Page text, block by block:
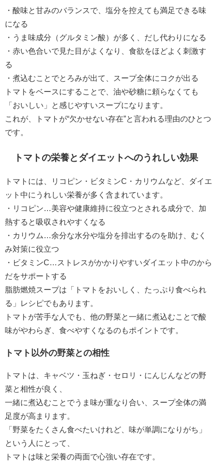
・酸味と甘みのバランスで、塩分を控えても満足できる味
になる
・うま味成分（グルタミン酸）が多く、だし代わりになる
・赤い色合いで見た目がよくなり、食欲をほどよく刺激す
る
・煮込むことでとろみが出て、スープ全体にコクが出る
トマトをベースにすることで、油や砂糖に頼らなくても
「おいしい」と感じやすいスープになります。
これが、トマトが“欠かせない存在”と言われる理由のひとつ
です。
トマトの栄養とダイエットへのうれしい効果
トマトには、リコピン・ビタミンC・カリウムなど、ダイエ
ット中にうれしい栄養が多く含まれています。
・リコピン…美容や健康維持に役立つとされる成分で、加
熱すると吸収されやすくなる
・カリウム…余分な水分や塩分を排出するのを助け、むく
み対策に役立つ
・ビタミンC…ストレスがかかりやすいダイエット中のから
だをサポートする
脂肪燃焼スープは「トマトをおいしく、たっぷり食べられ
る」レシピでもあります。
トマトが苦手な人でも、他の野菜と一緒に煮込むことで酸
味がやわらぎ、食べやすくなるのもポイントです。
トマト以外の野菜との相性
トマトは、キャベツ・玉ねぎ・セロリ・にんじんなどの野
菜と相性が良く、
一緒に煮込むことでうま味が重なり合い、スープ全体の満
足度が高まります。
「野菜をたくさん食べたいけれど、味が単調になりがち」
という人にとって、
トマトは味と栄養の両面で心強い存在です。